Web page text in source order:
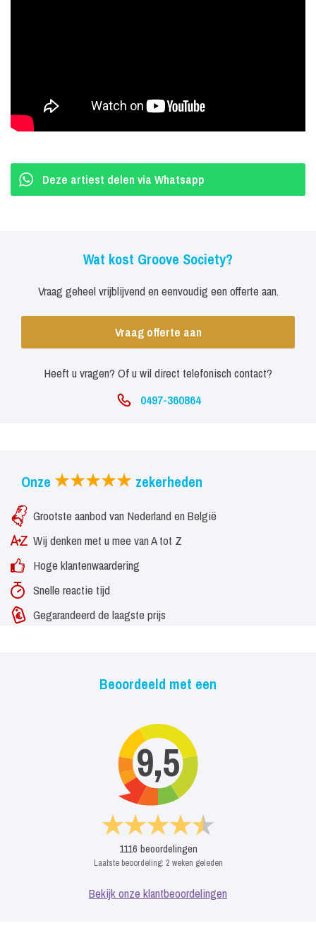
Vivian Gravenberch - lead & backing vocals
Leroy Bergtop - keyboard
Frans de Haart - bas
Clement Keyzer - drums
Philip Wolffers - altsax en tenorsax
Deze artiest delen via Whatsapp
Wat kost Groove Society?
Vraag geheel vrijblijvend en eenvoudig een offerte aan.
Vraag offerte aan
Heeft u vragen? Of u wil direct telefonisch contact?
0497-360864
Onze zekerheden
Grootste aanbod van Nederland en België
Wij denken met u mee van A tot Z
Hoge klantenwaardering
Snelle reactie tijd
Gegarandeerd de laagste prijs
Beoordeeld met een
9,5
1116 beoordelingen
Laatste beoordeling: 2 weken geleden
Bekijk onze klantbeoordelingen